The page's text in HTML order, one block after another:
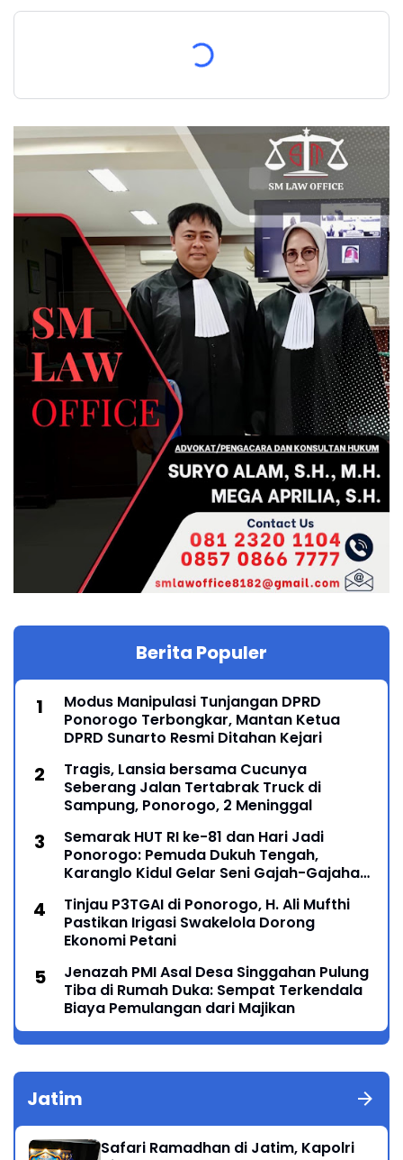
Berita Populer
Modus Manipulasi Tunjangan DPRD
Ponorogo Terbongkar, Mantan Ketua
DPRD Sunarto Resmi Ditahan Kejari
Tragis, Lansia bersama Cucunya
Seberang Jalan Tertabrak Truck di
Sampung, Ponorogo, 2 Meninggal
Semarak HUT RI ke-81 dan Hari Jadi
Ponorogo: Pemuda Dukuh Tengah,
Karanglo Kidul Gelar Seni Gajah-Gajahan,
Tinjau P3TGAI di Ponorogo, H. Ali Mufthi
Pastikan Irigasi Swakelola Dorong
Ekonomi Petani
Jenazah PMI Asal Desa Singgahan Pulung
Tiba di Rumah Duka: Sempat Terkendala
Biaya Pemulangan dari Majikan
Jatim
Safari Ramadhan di Jatim, Kapolri